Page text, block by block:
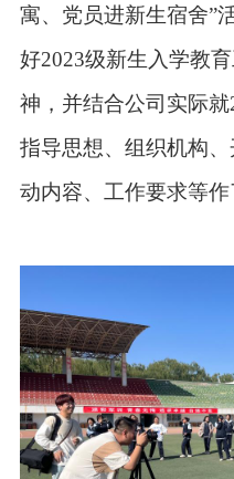
寓、党员进新生宿舍”
好2023级新生入学教
神，并结合公司实际就
指导思想、组织机构
动内容、工作要求等作